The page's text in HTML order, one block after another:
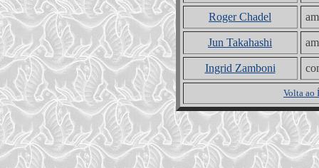
Roger Chadel
Jun Takahashi
Ingrid Zamboni
Volta ao